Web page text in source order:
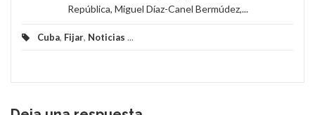
República, Miguel Díaz-Canel Bermúdez,...
Cuba, Fijar, Noticias ...